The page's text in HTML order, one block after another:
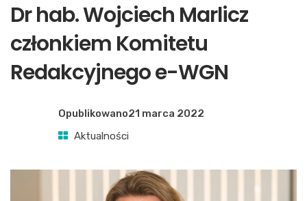
Dr hab. Wojciech Marlicz
członkiem Komitetu
Redakcyjnego e-WGN
Opublikowano21 marca 2022
Aktualności